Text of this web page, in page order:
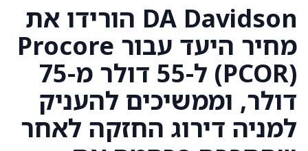
DA Davidson הורידו את
מחיר היעד עבור Procore
(PCOR) ל-55 דולר מ-75
דולר, וממשיכים להעניק
למניה דירוג החזקה לאחר